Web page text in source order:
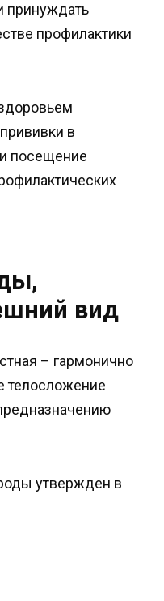
принуждать
профилактики
в
посещение
вид
– гармонично
телосложение
утвержден в